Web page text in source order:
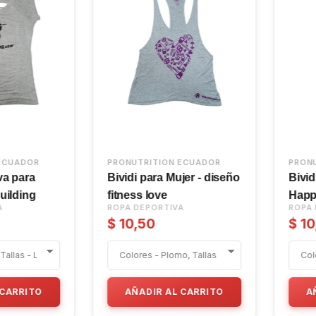
NUTRITION
ATLHETICA /
AL CARRITO
PRONUTRITION ECUADOR
Licras de compresión /
Hombre - L / Azul
Camuflado
ROPA DEPORTIVA
$ 9,80
AÑADIR AL CARRITO